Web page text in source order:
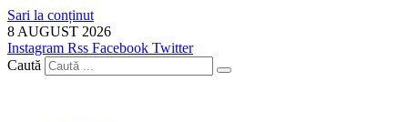
Sari la conținut
8 AUGUST 2026
Instagram Rss Facebook Twitter
Caută